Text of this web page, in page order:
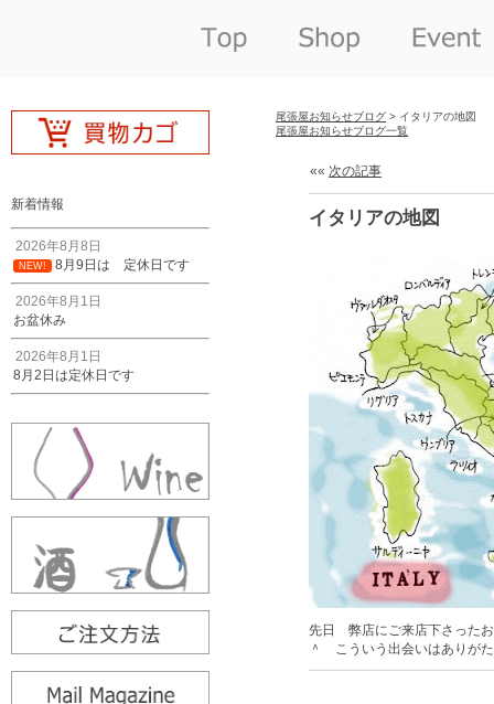
新着情報
2026年8月8日
NEW! 8月9日は 定休日です
2026年8月1日
お盆休み
2026年8月1日
8月2日は定休日です
尾張屋お知らせブログ > イタリアの地図
尾張屋お知らせブログ一覧
«« 次の記事
イタリアの地図
先日 弊店にご来店下さった
＾ こういう出会いはありが